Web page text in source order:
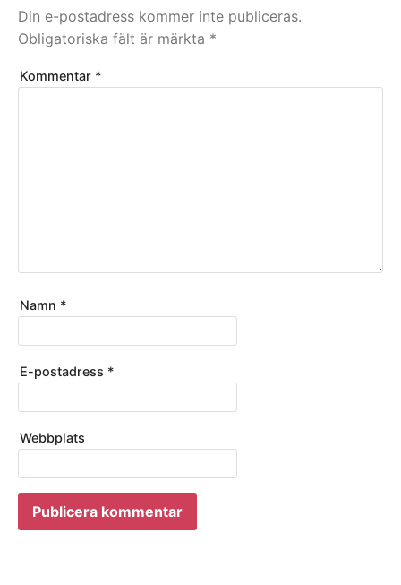
Din e-postadress kommer inte publiceras.
Obligatoriska fält är märkta *
Kommentar *
Namn *
E-postadress *
Webbplats